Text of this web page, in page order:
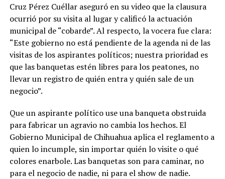
Cruz Pérez Cuéllar aseguró en su video que la clausura
ocurrió por su visita al lugar y calificó la actuación
municipal de “cobarde”. Al respecto, la vocera fue clara:
“Este gobierno no está pendiente de la agenda ni de las
visitas de los aspirantes políticos; nuestra prioridad es
que las banquetas estén libres para los peatones, no
llevar un registro de quién entra y quién sale de un
negocio”.
Que un aspirante político use una banqueta obstruida
para fabricar un agravio no cambia los hechos. El
Gobierno Municipal de Chihuahua aplica el reglamento a
quien lo incumple, sin importar quién lo visite o qué
colores enarbole. Las banquetas son para caminar, no
para el negocio de nadie, ni para el show de nadie.